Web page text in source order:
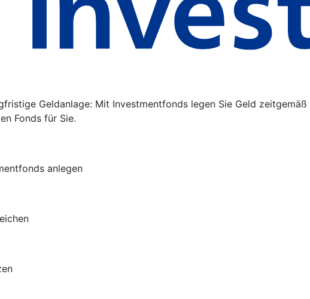
Geldanlage: Mit Investmentfonds legen Sie Geld
Fonds für Sie.
anlegen